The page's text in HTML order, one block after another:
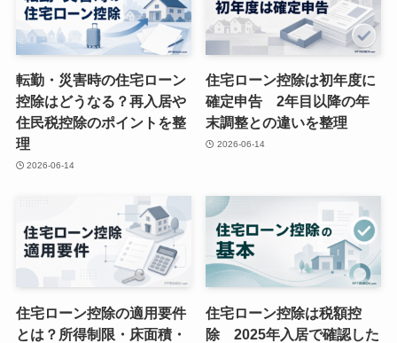
転勤・災害時の住宅ローン
控除はどうなる？再入居や
住民税控除のポイントを整
理
2026-06-14
住宅ローン控除は初年度に
確定申告 2年目以降の年
末調整との違いを整理
2026-06-14
住宅ローン控除の適用要件
とは？所得制限・床面積・
住宅ローン控除は税額控
除 2025年入居で確認した